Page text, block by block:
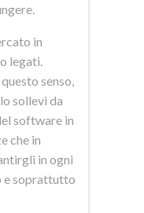
in
legati.
senso,
sollevi da
software in
che in
in ogni
e soprattutto